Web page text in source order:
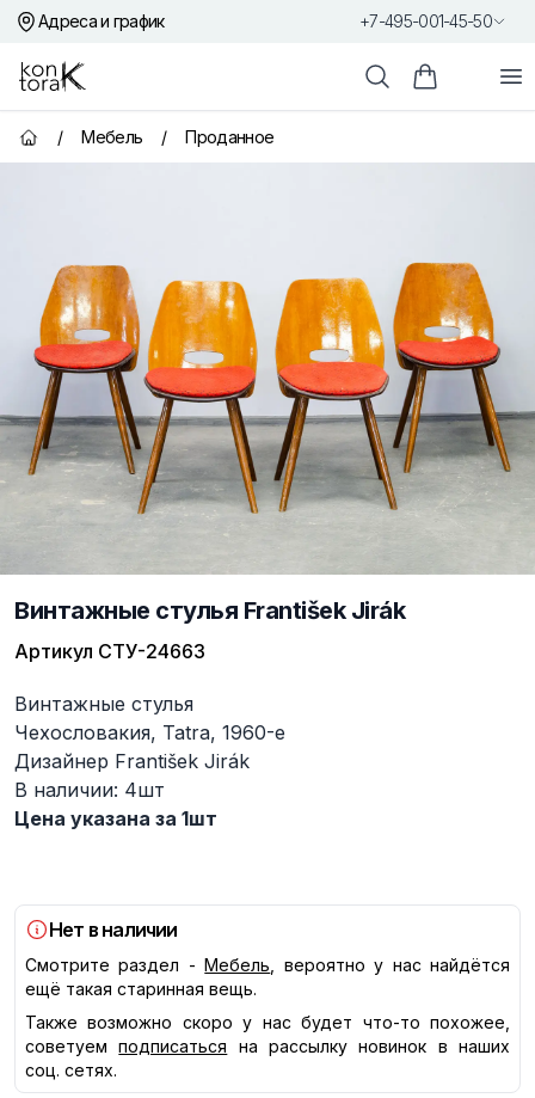
Адреса и график +7-495-001-45-50
Контора К
ПоискКорзина
Главная страница
/ Мебель / Проданное
Винтажные стулья František Jirák
Артикул СТУ-24663
Описание
Винтажные стулья
Чехословакия, Tatra, 1960-е
Дизайнер František Jirák
В наличии: 4шт
Цена указана за 1шт
Нет в наличии
Смотрите раздел - Мебель , вероятно у нас найдётся
ещё такая старинная вещь.
Также возможно скоро у нас будет что-то похожее,
советуем
подписаться
на рассылку новинок в наших
соц. сетях.